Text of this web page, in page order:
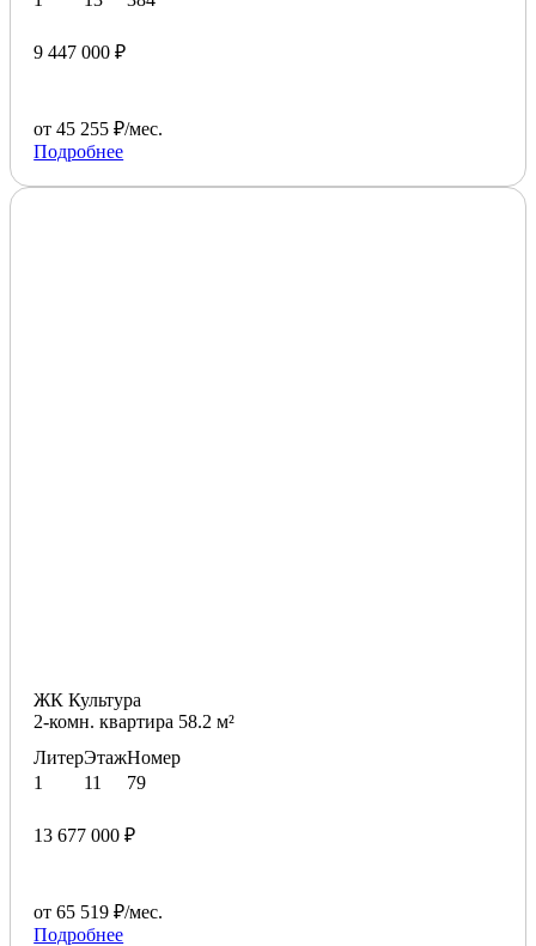
9 447 000 ₽
от 45 255 ₽/мес.
Подробнее
ЖК Культура
2-комн. квартира 58.2 м²
Литер
1
Этаж
11
Номер
79
13 677 000 ₽
от 65 519 ₽/мес.
Подробнее